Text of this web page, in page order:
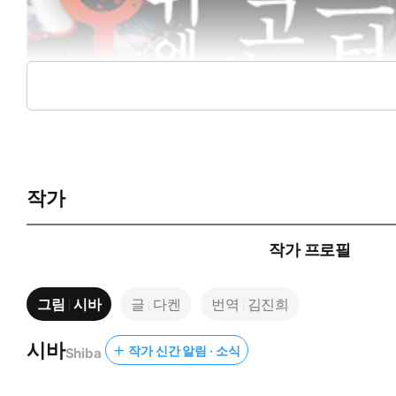
작가
작가 프로필
그림 시바 글 다켄 번역 김진희
시바Shiba 작가 신간 알림 · 소식